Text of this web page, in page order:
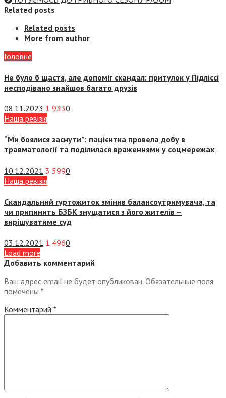
Related posts
Related posts
More from author
Головне
Не було б щастя, але допоміг скандал: притулок у Підліссі
несподівано знайшов багато друзів
08.11.2023 1 9330
Наша ревізія
“Ми боялися заснути”: пацієнтка провела добу в
травматології та поділилася враженнями у соцмережах
10.12.2021 3 5990
Наша ревізія
Скандальний гуртожиток змінив балансоутримувача, та
чи припинить БЗБК знущатися з його жителів –
вирішуватиме суд
03.12.2021 1 4960
Load more
Добавить комментарий
Ваш адрес email не будет опубликован. Обязательные поля
помечены *
Комментарий *